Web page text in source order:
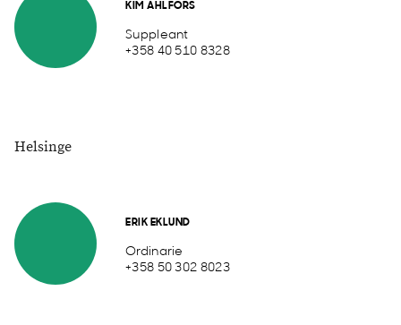
KIM AHLFORS
Suppleant
+358 40 510 8328
Helsinge
ERIK EKLUND
Ordinarie
+358 50 302 8023